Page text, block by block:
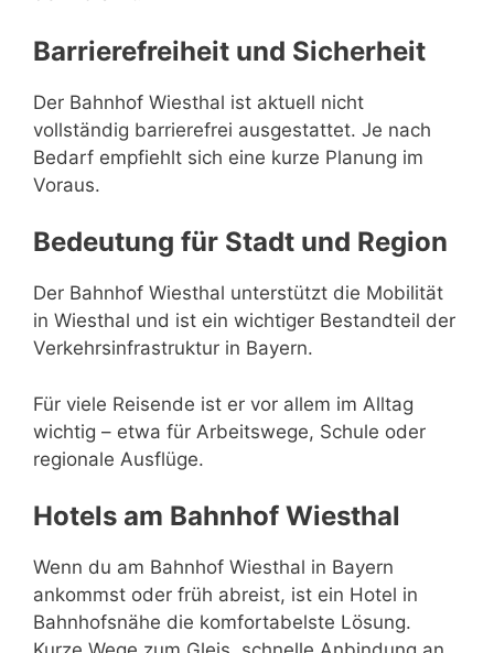
Barrierefreiheit und Sicherheit
Der Bahnhof Wiesthal ist aktuell nicht
vollständig barrierefrei ausgestattet. Je nach
Bedarf empfiehlt sich eine kurze Planung im
Voraus.
Bedeutung für Stadt und Region
Der Bahnhof Wiesthal unterstützt die Mobilität
in Wiesthal und ist ein wichtiger Bestandteil der
Verkehrsinfrastruktur in Bayern.
Für viele Reisende ist er vor allem im Alltag
wichtig – etwa für Arbeitswege, Schule oder
regionale Ausflüge.
Hotels am Bahnhof Wiesthal
Wenn du am Bahnhof Wiesthal in Bayern
ankommst oder früh abreist, ist ein Hotel in
Bahnhofsnähe die komfortabelste Lösung.